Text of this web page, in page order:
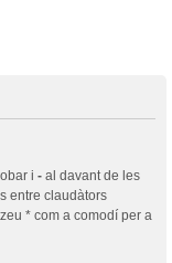
i - al davant de les
entre claudàtors
* com a comodí per a